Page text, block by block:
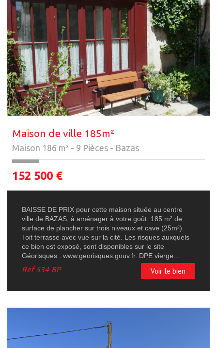
Maison de ville 185m²
Maison 186 m² - 9 Pièces - Bazas
152 500 €
BAISSE DE PRIX pour cette maison située au centre
ville de BAZAS, à aménager à votre goût. 185 m² de
surface de plancher sur trois niveaux et cave (25m²).
Toit terrasse avec vue sur la cité. Les risques auxquels
ce bien est exposé, sont disponibles sur le site
Géorisques : www.georisques.gouv.fr. DPE vierge...
Ref534-BP Voir le bien